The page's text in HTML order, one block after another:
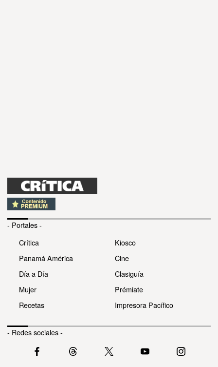
- Portales -
Crítica
Panamá América
Día a Día
Mujer
Recetas
Kiosco
Cine
Clasiguía
Prémiate
Impresora Pacífico
- Redes sociales -